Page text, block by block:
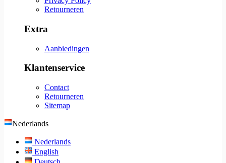
Retourneren
Extra
Aanbiedingen
Klantenservice
Contact
Retourneren
Sitemap
Nederlands
Nederlands
English